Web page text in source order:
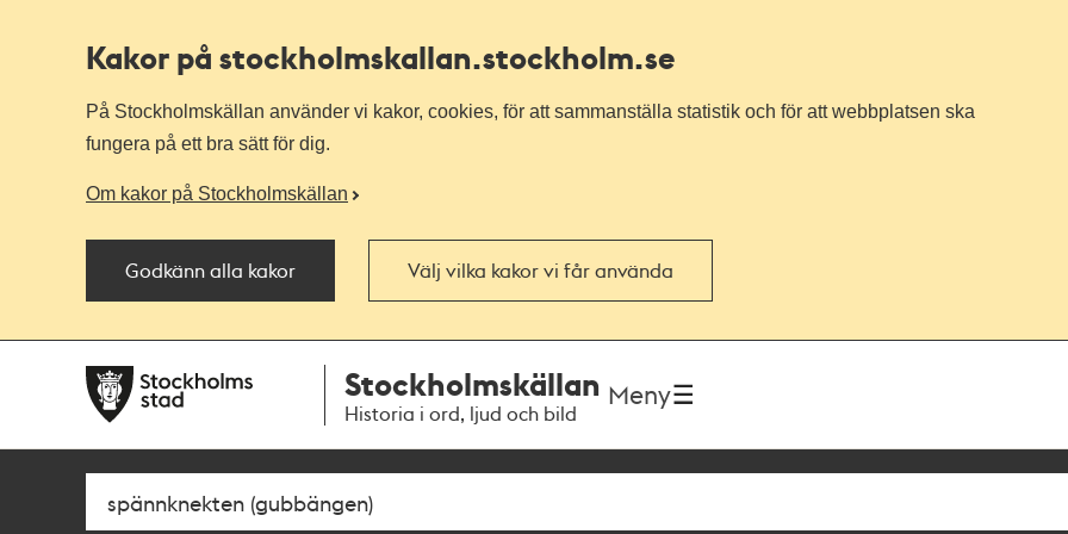
Kakor på stockholmskallan.stockholm.se
På Stockholmskällan använder vi kakor, cookies, för att sammanställa statistik och för att webbplatsen ska
fungera på ett bra sätt för dig.
Om kakor på Stockholmskällan
Godkänn alla kakor Välj vilka kakor vi får använda
navigationen
huvudinnehållet
Stockholmskällan
Historia i ord, ljud och bild
Meny
Sök